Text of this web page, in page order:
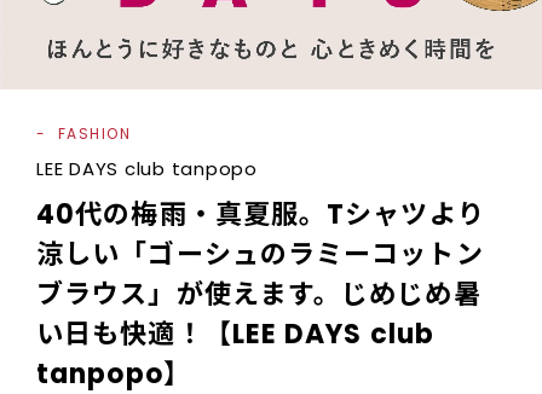
FASHION
LEE DAYS club tanpopo
40代の梅雨・真夏服。Tシャツより
涼しい「ゴーシュのラミーコットン
ブラウス」が使えます。じめじめ暑
い日も快適！【LEE DAYS club
tanpopo】